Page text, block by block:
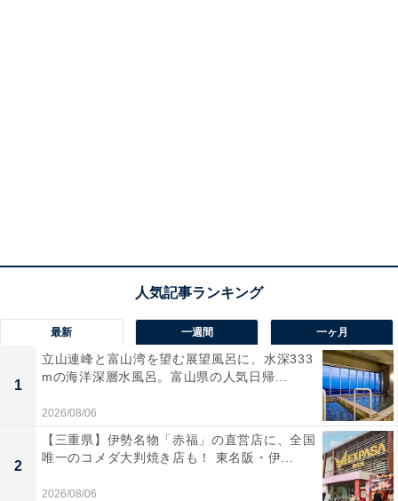
最新 一週間 一ヶ月
1
立山連峰と富山湾を望む展望風呂に、水深333
mの海洋深層水風呂。富山県の人気日帰...
2026/08/06
2
【三重県】伊勢名物「赤福」の直営店に、全国
唯一のコメダ大判焼き店も！ 東名阪・伊...
2026/08/06